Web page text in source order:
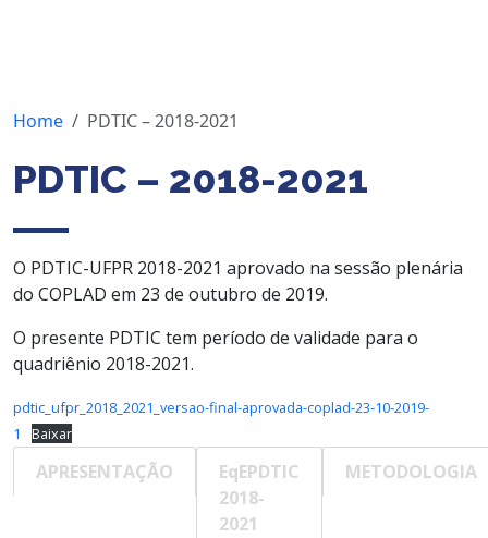
Home PDTIC – 2018-2021
PDTIC – 2018-2021
O PDTIC-UFPR 2018-2021 aprovado na sessão plenária
do COPLAD em 23 de outubro de 2019.
O presente PDTIC tem período de validade para o
quadriênio 2018-2021.
pdtic_ufpr_2018_2021_versao-final-aprovada-coplad-23-10-2019-
1
Baixar
APRESENTAÇÃO
EqEPDTIC
2018-
2021
METODOLOGIA